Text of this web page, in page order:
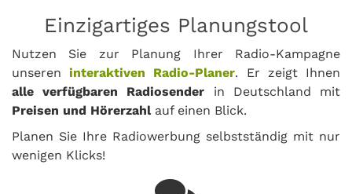
Einzigartiges Planungstool
Nutzen Sie zur Planung Ihrer Radio-Kampagne
unsereninteraktiven Radio-Planer. Er zeigt Ihnen
alle verfügbaren Radiosender in Deutschland mit
Preisen und Hörerzahlauf einen Blick.
Planen Sie Ihre Radiowerbung selbstständig mit nur
wenigen Klicks!